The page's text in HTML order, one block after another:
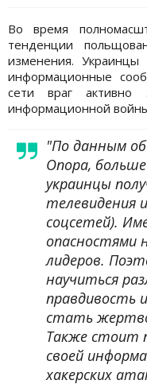
Во время
тенденции
изменения.
информационные
сети враг активно
информационной
"По данным
Опора,
украинцы
телевидения
соцсетей).
опасностями
лидеров.
научиться
правдивость
стать
Также стоит
своей
хакерских